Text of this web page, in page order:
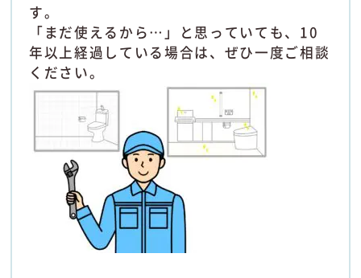
す。
「まだ使えるから…」と思っていても、10
年以上経過している場合は、ぜひ一度ご相談
ください。